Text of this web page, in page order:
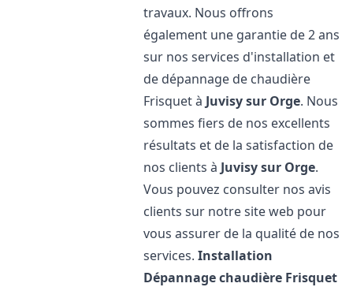
travaux. Nous offrons
également une garantie de 2 ans
sur nos services d'installation et
de dépannage de chaudière
Frisquet à Juvisy sur Orge. Nous
sommes fiers de nos excellents
résultats et de la satisfaction de
nos clients à Juvisy sur Orge.
Vous pouvez consulter nos avis
clients sur notre site web pour
vous assurer de la qualité de nos
services.Installation
Dépannage chaudière Frisquet